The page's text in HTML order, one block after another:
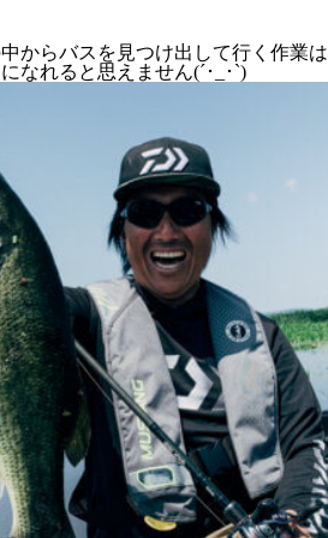
からバスを見つけ出して行く作業は
なれると思えません(´･_･`)